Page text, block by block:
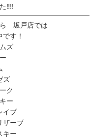
‼‼
ら 坂戸店では
す！
ズ
ズ
ク
ー
イブ
ザーブ
キー